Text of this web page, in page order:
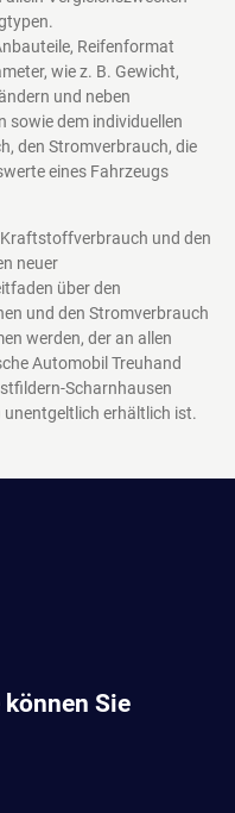
Reifenformat
wie z. B. Gewicht,
und neben
sowie dem individuellen
den Stromverbrauch, die
eines Fahrzeugs
und den
neuer
über den
und den Stromverbrauch
werden, der an allen
Automobil Treuhand
Scharnhausen
unentgeltlich erhältlich ist.
Sie